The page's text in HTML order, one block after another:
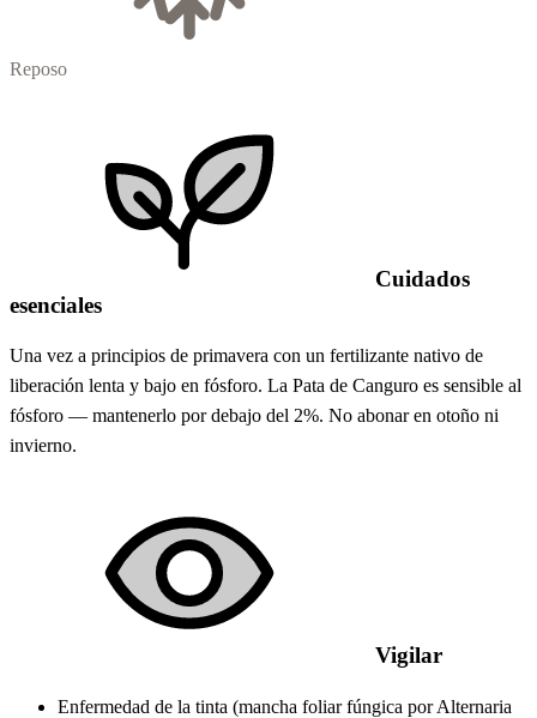
Reposo
Cuidados
esenciales
Una vez a principios de primavera con un fertilizante nativo de
liberación lenta y bajo en fósforo. La Pata de Canguro es sensible al
fósforo — mantenerlo por debajo del 2%. No abonar en otoño ni
invierno.
Vigilar
Enfermedad de la tinta (mancha foliar fúngica por Alternaria